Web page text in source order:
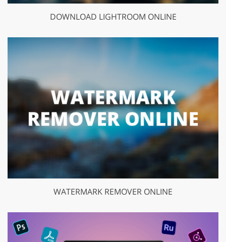
DOWNLOAD LIGHTROOM ONLINE
WATERMARK REMOVER ONLINE